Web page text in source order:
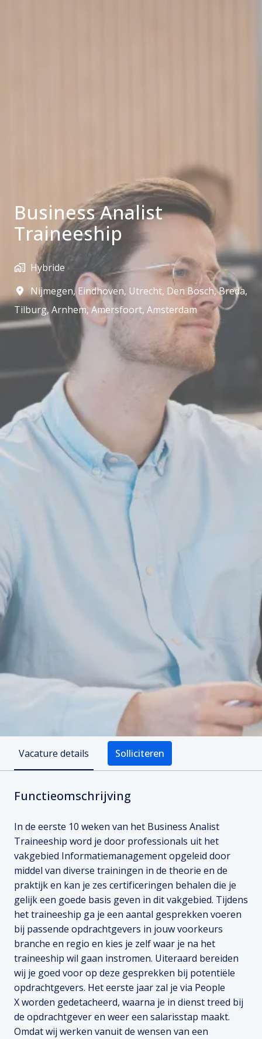
Business Analist
Traineeship
Hybride
Nijmegen, Eindhoven, Utrecht, Den Bosch, Breda,
Tilburg, Arnhem, Amersfoort, Amsterdam
Vacature details Solliciteren
Functieomschrijving
In de eerste 10 weken van het Business Analist
Traineeship word je door professionals uit het
vakgebied Informatiemanagement opgeleid door
middel van diverse trainingen in de theorie en de
praktijk en kan je zes certificeringen behalen die je
gelijk een goede basis geven in dit vakgebied. Tijdens
het traineeship ga je een aantal gesprekken voeren
bij passende opdrachtgevers in jouw voorkeurs
branche en regio en kies je zelf waar je na het
traineeship wil gaan instromen. Uiteraard bereiden
wij je goed voor op deze gesprekken bij potentiële
opdrachtgevers. Het eerste jaar zal je via People
X worden gedetacheerd, waarna je in dienst treed bij
de opdrachtgever en weer een salarisstap maakt.
Omdat wij werken vanuit de wensen van een